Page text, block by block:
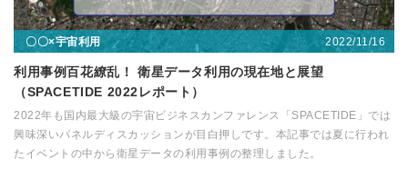
〇〇×宇宙利用 2022/11/16
利用事例百花繚乱！ 衛星データ利用の現在地と展望
（SPACETIDE 2022レポート）
2022年も国内最大級の宇宙ビジネスカンファレンス「SPACETIDE」では
興味深いパネルディスカッションが目白押しです。本記事では夏に行われ
たイベントの中から衛星データの利用事例の整理しました。